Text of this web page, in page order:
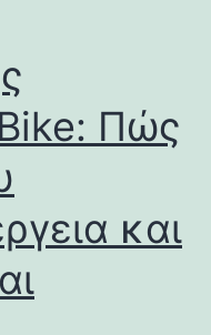
Πώς
και